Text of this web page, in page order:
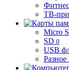
ТВ-
Micro
SD 0
USB
Разное